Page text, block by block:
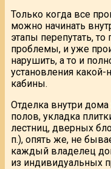
Только когда все
можно начинать
этапы перепутать, то
проблемы, и уже
нарушить, а то и
установления
кабины.
Отделка внутри дома
полов, укладка
лестниц, дверных
п.), опять же, не
каждый владелец
из индивидуальных